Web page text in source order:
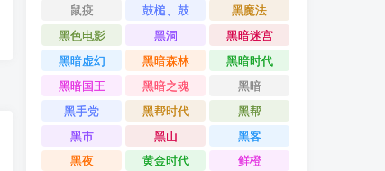
鼠疫
鼓槌、鼓
黑魔法
黑色电影
黑洞
黑暗迷宫
黑暗虚幻
黑暗森林
黑暗时代
黑暗国王
黑暗之魂
黑暗
黑手党
黑帮时代
黑帮
黑市
黑山
黑客
黑夜
黄金时代
鲜橙